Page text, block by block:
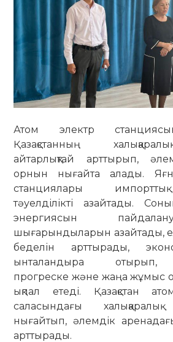
Атом электр
Қазақстанның
айтарлықтай арттырып,
орнын нығайта алады.
станциялары
тәуелділікті азайтады.
энергиясын
шығарындыларын азайтады,
беделін арттырады,
ынталандыра отырып,
прогреске және жаңа жұмыс
ықпал етеді. Қазақстан
саласындағы халықаралық
нығайтып, әлемдік
арттырады.